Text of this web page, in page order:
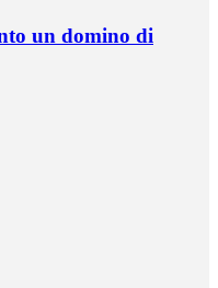
un domino di